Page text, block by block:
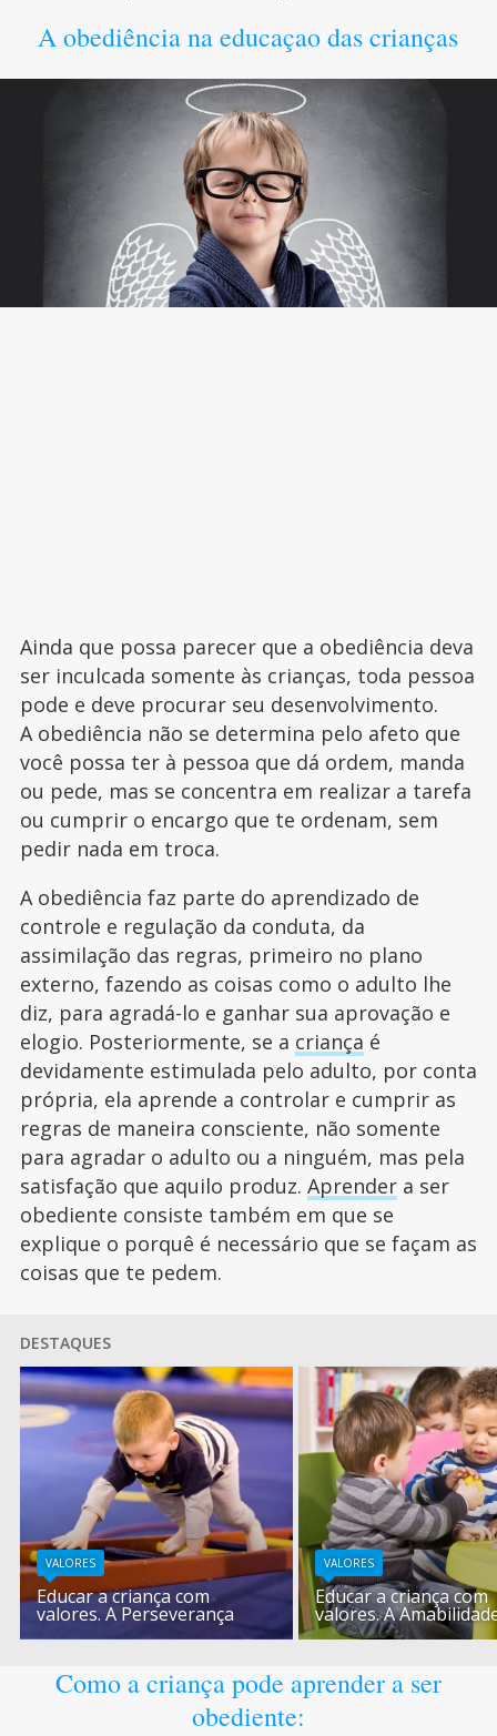
A obediência na educaçao das crianças
Ainda que possa parecer que a obediência deva
ser inculcada somente às crianças, toda pessoa
pode e deve procurar seu desenvolvimento.
A obediência não se determina pelo afeto que
você possa ter à pessoa que dá ordem, manda
ou pede, mas se concentra em realizar a tarefa
ou cumprir o encargo que te ordenam, sem
pedir nada em troca.
A obediência faz parte do aprendizado de
controle e regulação da conduta, da
assimilação das regras, primeiro no plano
externo, fazendo as coisas como o adulto lhe
diz, para agradá-lo e ganhar sua aprovação e
elogio. Posteriormente, se a criança é
devidamente estimulada pelo adulto, por conta
própria, ela aprende a controlar e cumprir as
regras de maneira consciente, não somente
para agradar o adulto ou a ninguém, mas pela
satisfação que aquilo produz. Aprendera ser
obediente consiste também em que se
explique o porquê é necessário que se façam as
coisas que te pedem.
DESTAQUES
VALORES
Educar a criança com
valores. A Perseverança
VALORES
Educar a criança com
valores. A
Como a criança pode aprender a ser
obediente: